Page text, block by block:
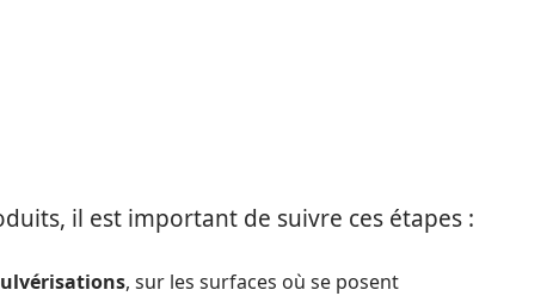
il est important de suivre ces étapes :
, sur les surfaces où se posent